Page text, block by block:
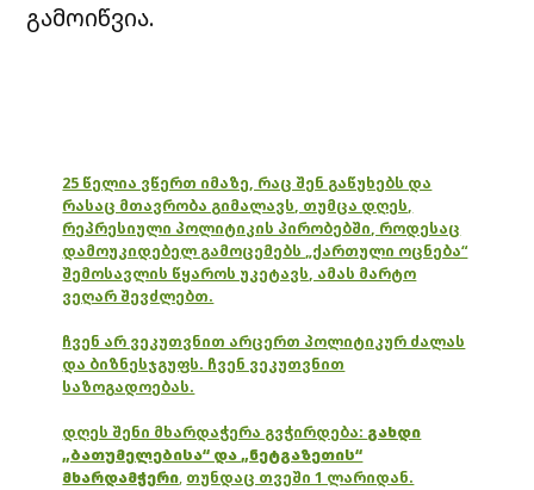
გამოიწვია.
25 წელია ვწერთ იმაზე, რაც შენ გაწუხებს და
რასაც მთავრობა გიმალავს, თუმცა დღეს,
რეპრესიული პოლიტიკის პირობებში, როდესაც
დამოუკიდებელ გამოცემებს „ქართული ოცნება“
შემოსავლის წყაროს უკეტავს, ამას მარტო
ვეღარ შევძლებთ.
ჩვენ არ ვეკუთვნით არცერთ პოლიტიკურ ძალას
და ბიზნესჯგუფს. ჩვენ ვეკუთვნით
საზოგადოებას.
დღეს შენი მხარდაჭერა გვჭირდება: გახდი
„ბათუმელებისა“ და „ნეტგაზეთის“
მხარდამჭერი, თუნდაც თვეში 1 ლარიდან.